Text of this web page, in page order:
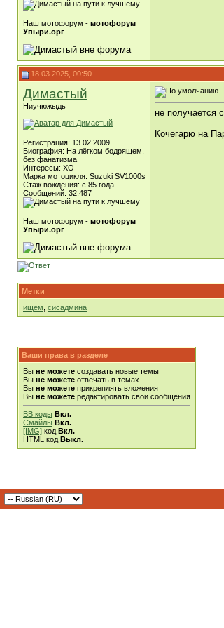
Наш мотофорум - мотофорум
Упыри.орг
18.03.2025, 00:50
Димастый
Ниучюжыдь
Регистрация: 13.02.2009
Биография: На лёгком бодрящем,
без фанатизма
Интересы: ХО
Марка мотоцикля: Suzuki SV1000s
Стаж вождения: с 85 года
Сообщений: 32,487
Наш мотофорум - мотофорум
Упыри.орг
не получается
Кочегарю на
Метки
ищем сисадмина
Ваши права в разделе
Вы не можете создавать новые темы
Вы не можете отвечать в темах
Вы не можете прикреплять вложения
Вы не можете редактировать свои сообщения
BB коды Вкл.
Смайлы Вкл.
[IMG] код Вкл.
HTML код Выкл.